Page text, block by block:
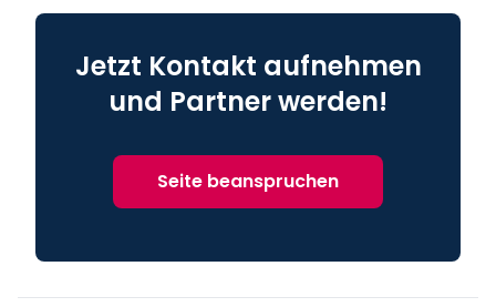
Jetzt Kontakt aufnehmen
und Partner werden!
Seite beanspruchen